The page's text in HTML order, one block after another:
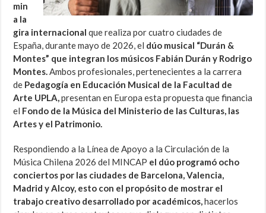
min
a la
gira internacional que realiza por cuatro ciudades de
España, durante mayo de 2026, el dúo musical “Durán &
Montes” que integran los músicos Fabián Durán y Rodrigo
Montes.Ambos profesionales, pertenecientes a la carrera
de Pedagogía en Educación Musical de la Facultad de
Arte UPLA,presentan en Europa esta propuesta que financia
el Fondo de la Música del Ministerio de las Culturas, las
Artes y el Patrimonio.
Respondiendo a la Línea de Apoyo a la Circulación de la
Música Chilena 2026 del MINCAP el dúo programó ocho
conciertos por las ciudades de Barcelona, Valencia,
Madrid y Alcoy, esto con el propósito de mostrar el
trabajo creativo desarrollado por académicos,hacerlos